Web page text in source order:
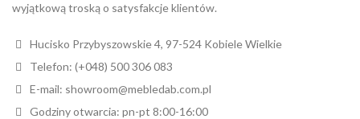
wyjątkową troską o satysfakcje klientów.
Hucisko Przybyszowskie 4, 97-524 Kobiele Wielkie
Telefon: (+048) 500 306 083
E-mail: showroom@mebledab.com.pl
Godziny otwarcia: pn-pt 8:00-16:00